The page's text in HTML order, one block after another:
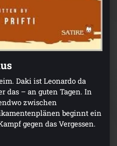
Daki ist Leonardo da
das – an guten Tagen. In
zwischen
beginnt ein
gegen das Vergessen.